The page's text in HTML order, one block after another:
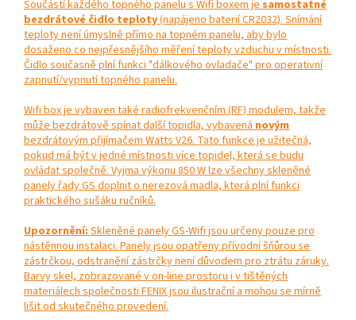
Součástí každého topného panelu s Wifi boxem jesamostatné
bezdrátové čidlo teploty(napájeno baterií CR2032). Snímání
teploty není úmyslně přímo na topném panelu, aby bylo
dosaženo co nejpřesnějšího měření teploty vzduchu v místnosti.
Čidlo současně plní funkci "dálkového ovladače" pro operativní
zapnutí/vypnutí topného panelu.
Wifi box je vybaven také radiofrekvenčním (RF) modulem, takže
může bezdrátově spínat další topidla, vybavenánovým
bezdrátovým přijímačem Watts V26. Tato funkce je užitečná,
pokud má být v jedné místnosti více topidel, která se budu
ovládat společně. Vyjma výkonu 850 W lze všechny skleněné
panely řady GS doplnit o nerezová madla, která plní funkci
praktického sušáku ručníků.
Upozornění:Skleněné panely GS-Wifi jsou určeny pouze pro
nástěnnou instalaci. Panely jsou opatřeny přívodní šňůrou se
zástrčkou, odstranění zástrčky není důvodem pro ztrátu záruky.
Barvy skel, zobrazované v on-line prostoru i v tištěných
materiálech společnosti FENIX jsou ilustrační a mohou se mírně
lišit od skutečného provedení.